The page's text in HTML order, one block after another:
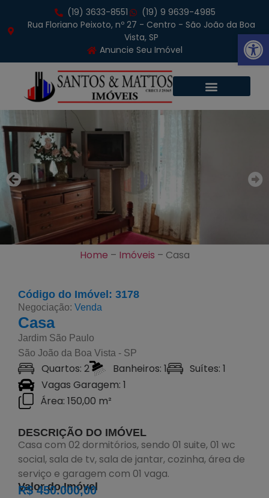
Abrir
(19) 3633-8551
(19) 9 9639-4985
Rua Floriano Peixoto, nº 27 - Centro - São João da Boa
Vista, SP
Anuncie Seu Imóvel
Home – Imóveis – Casa
Código do Imóvel: 3178
Negociação: Venda
Casa
Jardim São Paulo
São João da Boa Vista - SP
Quartos: 2 Banheiros: 1
Suítes: 1
Vagas Garagem: 1
Área: 150,00 m²
DESCRIÇÃO DO IMÓVEL
Casa com 02 dormitórios, sendo 01 suite, 01 wc
social, sala de tv, sala de jantar, cozinha, área de
serviço e garagem com 01 vaga.
Valor do Imóvel
R$ 450.000,00